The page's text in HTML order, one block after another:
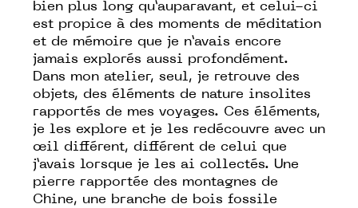
bien plus long qu’auparavant, et celui-ci
est propice à des moments de méditation
et de mémoire que je n’avais encore
jamais explorés aussi profondément.
Dans mon atelier, seul, je retrouve des
objets, des éléments de nature insolites
rapportés de mes voyages. Ces éléments,
je les explore et je les redécouvre avec un
œil différent, différent de celui que
j’avais lorsque je les ai collectés. Une
pierre rapportée des montagnes de
Chine, une branche de bois fossile